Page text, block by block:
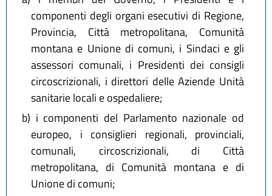
componenti degli organi esecutivi di Regione,
Provincia, Città metropolitana, Comunità
montana e Unione di comuni, i Sindaci e gli
assessori comunali, i Presidenti dei consigli
circoscrizionali, i direttori delle Aziende Unità
sanitarie locali e ospedaliere;
b) i componenti del Parlamento nazionale od
europeo, i consiglieri regionali, provinciali,
comunali, circoscrizionali, di Città
metropolitana, di Comunità montana e di
Unione di comuni;